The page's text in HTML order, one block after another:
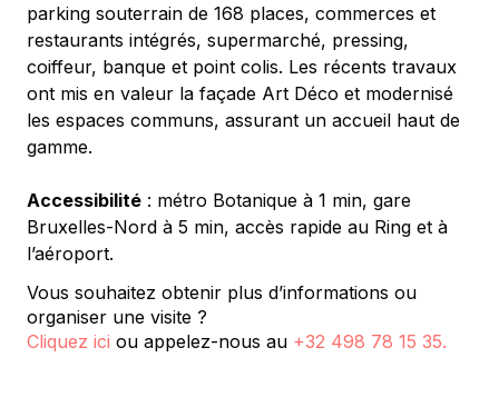
parking souterrain de 168 places, commerces et
restaurants intégrés, supermarché, pressing,
coiffeur, banque et point colis. Les récents travaux
ont mis en valeur la façade Art Déco et modernisé
les espaces communs, assurant un accueil haut de
gamme.
Accessibilité : métro Botanique à 1 min, gare
Bruxelles-Nord à 5 min, accès rapide au Ring et à
l’aéroport.
Vous souhaitez obtenir plus d’informations ou
organiser une visite ?
Cliquez ici ou appelez-nous au +32 498 78 15 35.